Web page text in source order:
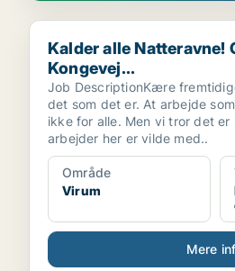
Kalder alle Natteravne! Circle
Kalder alle Natteravne!
Kongevej...
Job DescriptionKære
det som det er. At arbejde
ikke for alle. Men vi tror det
arbejder her er vilde med..
Område
Virum
Mere